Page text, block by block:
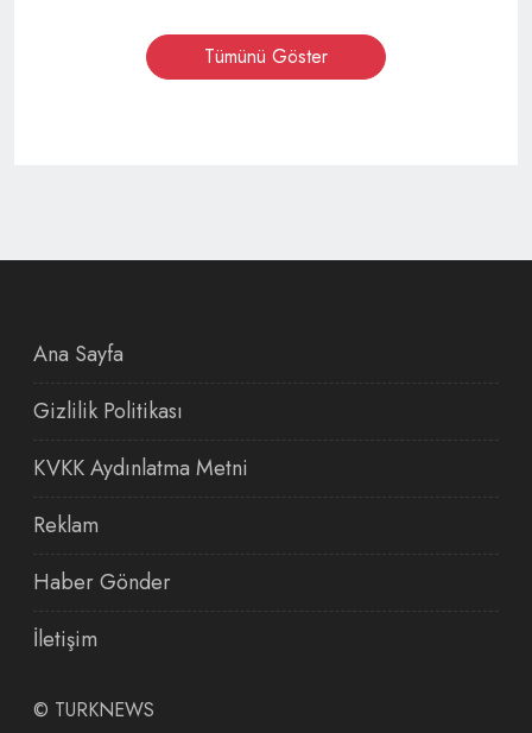
Tümünü Göster
Ana Sayfa
Gizlilik Politikası
KVKK Aydınlatma Metni
Reklam
Haber Gönder
İletişim
© TURKNEWS